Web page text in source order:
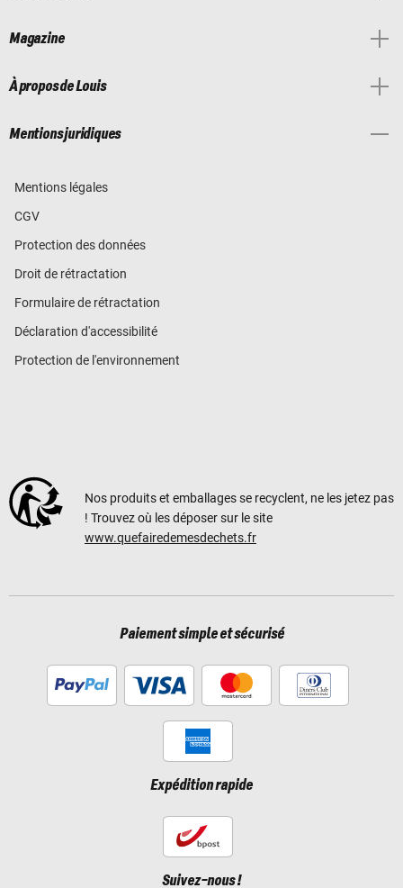
Magazine
À propos de Louis
Mentions juridiques
Mentions légales
CGV
Protection des données
Droit de rétractation
Formulaire de rétractation
Déclaration d'accessibilité
Protection de l'environnement
Nos produits et emballages se recyclent, ne les jetez pas
! Trouvez où les déposer sur le site
www.quefairedemesdechets.fr
Paiement simple et sécurisé
Expédition rapide
Suivez-nous !